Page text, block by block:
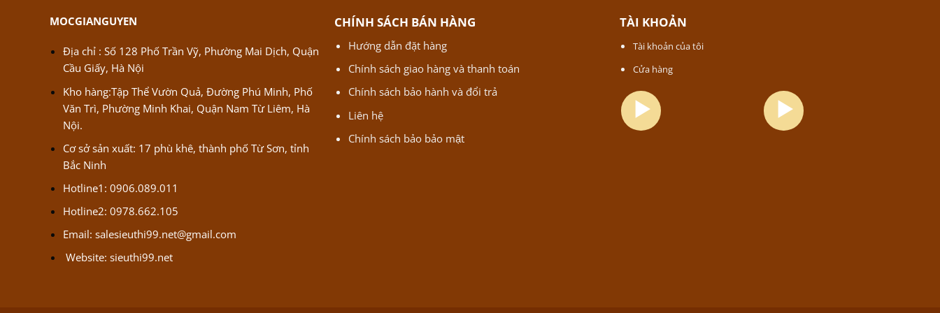
MOCGIANGUYEN
Địa chỉ : Số 128 Phố Trần Vỹ, Phường Mai Dịch, Quận
Cầu Giấy, Hà Nội
Kho hàng:Tập Thể Vườn Quả, Đường Phú Minh, Phố
Văn Trì, Phường Minh Khai, Quận Nam Từ Liêm, Hà
Nội.
Cơ sở sản xuất: 17 phù khê, thành phố Từ Sơn, tỉnh
Bắc Ninh
Hotline1: 0906.089.011
Hotline2: 0978.662.105
Email:salesieuthi99.net@gmail.com
Website:sieuthi99.net
CHÍNH SÁCH BÁN HÀNG
Hướng dẫn đặt hàng
Chính sách giao hàng và thanh toán
Chính sách bảo hành và đổi trả
Liên hệ
Chính sách bảo bảo mật
TÀI KHOẢN
Tài khoản của tôi
Cửa hàng